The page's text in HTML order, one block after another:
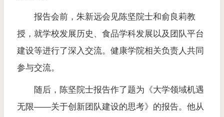
报告会前，朱新远会见陈坚院士和俞良莉教
授，就学校发展历史、食品学科发展以及团队平台
建设等进行了深入交流。健康学院相关负责人共同
参与交流。
随后，陈坚院士报告作了题为《大学领域机遇
无限——关于创新团队建设的思考》的报告。他从